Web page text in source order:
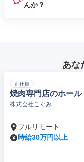
んか？
あな
正社員
焼肉専門店のホール
株式会社こぐみ
フルリモート
時給30万円以上